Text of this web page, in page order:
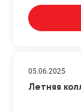
05.06.2025
Летняя